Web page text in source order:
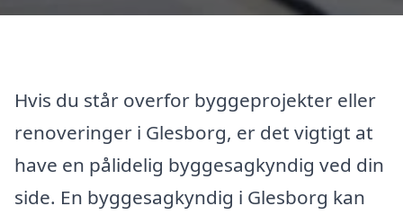
Hvis du står overfor byggeprojekter eller
renoveringer i Glesborg, er det vigtigt at
have en pålidelig byggesagkyndig ved din
side. En byggesagkyndig i Glesborg kan